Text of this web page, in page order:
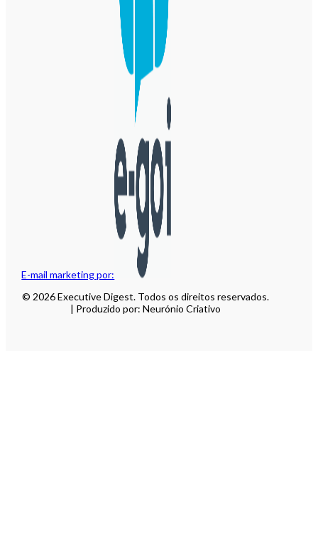
E-mail marketing por:
© 2026 Executive Digest. Todos os direitos reservados.
| Produzido por: Neurónio Criativo